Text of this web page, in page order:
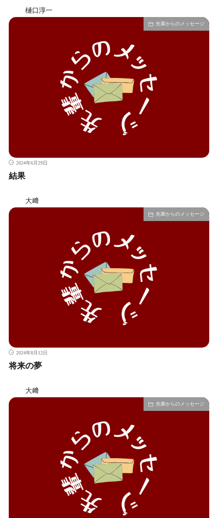
樋口淳一
先輩からのメッセージ
2024年6月29日
結果
大﨑
先輩からのメッセージ
2024年8月12日
将来の夢
大﨑
先輩からのメッセージ